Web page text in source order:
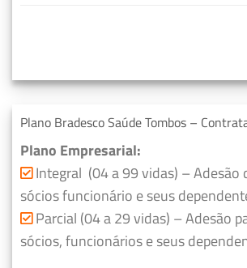
Plano Bradesco Saúde Tombos –
Plano Empresarial:
Integral (04 a 99 vidas) – Adesão
sócios funcionário e seus
Parcial (04 a 29 vidas) – Adesão
sócios, funcionários e seus